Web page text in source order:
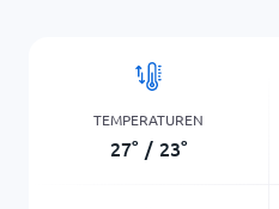
TEMPERATUREN
27° / 23°